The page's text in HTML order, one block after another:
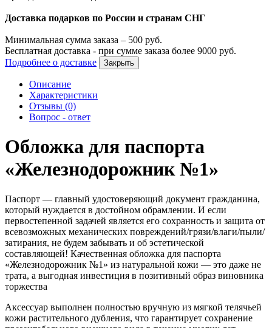
Доставка подарков по России и странам СНГ
Минимальная сумма заказа – 500 руб.
Бесплатная доставка - при сумме заказа более 9000 руб.
Подробнее о доставке
Закрыть
Описание
Характеристики
Отзывы (0)
Вопрос - ответ
Обложка для паспорта
«Железнодорожник №1»
Паспорт — главный удостоверяющий документ гражданина,
который нуждается в достойном обрамлении. И если
первостепенной задачей является его сохранность и защита от
всевозможных механических повреждений/грязи/влаги/пыли/
затирания, не будем забывать и об эстетической
составляющей! Качественная обложка для паспорта
«Железнодорожник №1» из натуральной кожи — это даже не
трата, а выгодная инвестиция в позитивный образ виновника
торжества
Аксессуар выполнен полностью вручную из мягкой телячьей
кожи растительного дубления, что гарантирует сохранение